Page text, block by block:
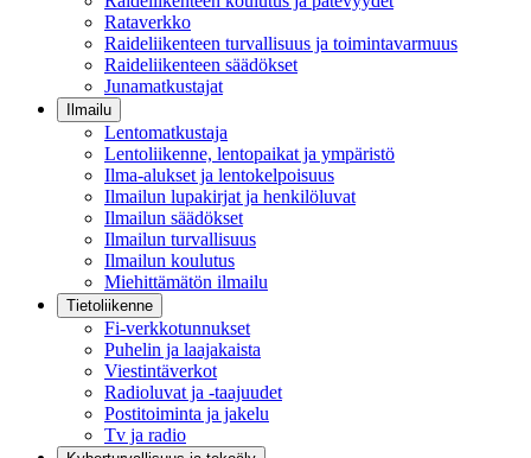
Rataverkko
Raideliikenteen turvallisuus ja toimintavarmuus
Raideliikenteen säädökset
Junamatkustajat
Ilmailu
Lentomatkustaja
Lentoliikenne, lentopaikat ja ympäristö
Ilma-alukset ja lentokelpoisuus
Ilmailun lupakirjat ja henkilöluvat
Ilmailun säädökset
Ilmailun turvallisuus
Ilmailun koulutus
Miehittämätön ilmailu
Tietoliikenne
Fi-verkkotunnukset
Puhelin ja laajakaista
Viestintäverkot
Radioluvat ja -taajuudet
Postitoiminta ja jakelu
Tv ja radio